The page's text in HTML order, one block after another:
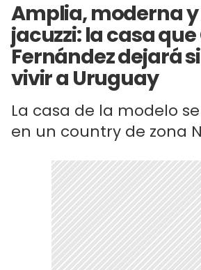
Amplia, moderna
jacuzzi: la casa
Fernández dejará
vivir a Uruguay
La casa de la modelo
en un country de zona